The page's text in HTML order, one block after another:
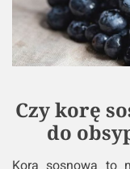
Czy korę
do